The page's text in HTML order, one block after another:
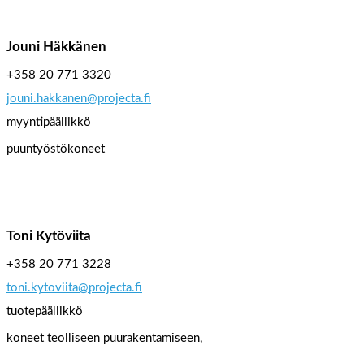
Jouni Häkkänen
+358 20 771 3320
jouni.hakkanen@projecta.fi
myyntipäällikkö
puuntyöstökoneet
Toni Kytöviita
+358 20 771 3228
toni.kytoviita@projecta.fi
tuotepäällikkö
koneet teolliseen puurakentamiseen,